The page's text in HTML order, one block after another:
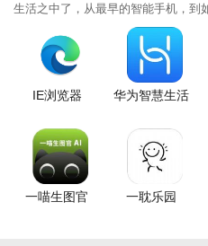
生活之中了，从最早的智能手机，到
IE浏览器 华为智慧生活
一喵生图官 一耽乐园